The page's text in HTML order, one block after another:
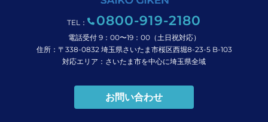
TEL： 0800-919-2180
電話受付 9：00〜19：00（土日祝対応）
住所：〒338-0832 埼玉県さいたま市桜区西堀8-23-5 B-103
対応エリア：さいたま市を中心に埼玉県全域
お問い合わせ